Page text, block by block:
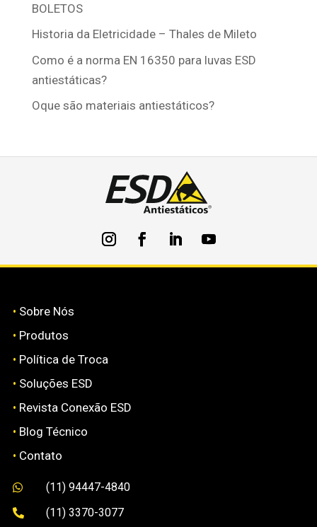
BOLETOS
Historia da Eletricidade – Thales de Mileto
Como é a norma EN 16350 para luvas ESD
antiestáticas?
Oque são materiais antiestáticos?
• Sobre Nós
• Produtos
• Política de Troca
• Soluções ESD
• Revista Conexão ESD
• Blog Técnico
• Contato
 (11) 94447-4840
 (11) 3370-3077